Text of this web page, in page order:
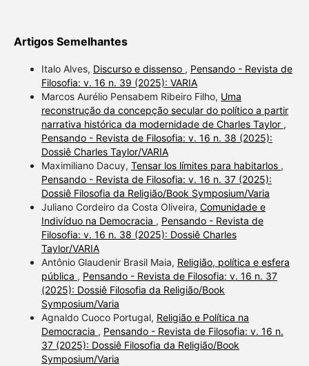
Artigos Semelhantes
Italo Alves, Discurso e dissenso , Pensando - Revista de
Filosofia: v. 16 n. 39 (2025): VARIA
Marcos Aurélio Pensabem Ribeiro Filho, Uma
reconstrução da concepção secular do político a partir
narrativa histórica da modernidade de Charles Taylor ,
Pensando - Revista de Filosofia: v. 16 n. 38 (2025):
Dossiê Charles Taylor/VARIA
Maximiliano Dacuy, Tensar los límites para habitarlos ,
Pensando - Revista de Filosofia: v. 16 n. 37 (2025):
Dossiê Filosofia da Religião/Book Symposium/Varia
Juliano Cordeiro da Costa Oliveira, Comunidade e
Indivíduo na Democracia , Pensando - Revista de
Filosofia: v. 16 n. 38 (2025): Dossiê Charles
Taylor/VARIA
Antônio Glaudenir Brasil Maia, Religião, política e esfera
pública , Pensando - Revista de Filosofia: v. 16 n. 37
(2025): Dossiê Filosofia da Religião/Book
Symposium/Varia
Agnaldo Cuoco Portugal, Religião e Política na
Democracia , Pensando - Revista de Filosofia: v. 16 n.
37 (2025): Dossiê Filosofia da Religião/Book
Symposium/Varia